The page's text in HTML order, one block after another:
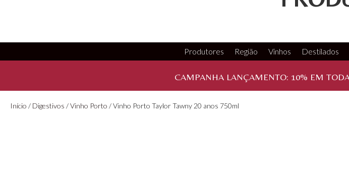
Produtores Região Vinhos Destilados
CAMPANHA LANÇAMENTO: 10% EM
Início / Digestivos /Vinho Porto / Vinho Porto Taylor Tawny 20 anos 750ml